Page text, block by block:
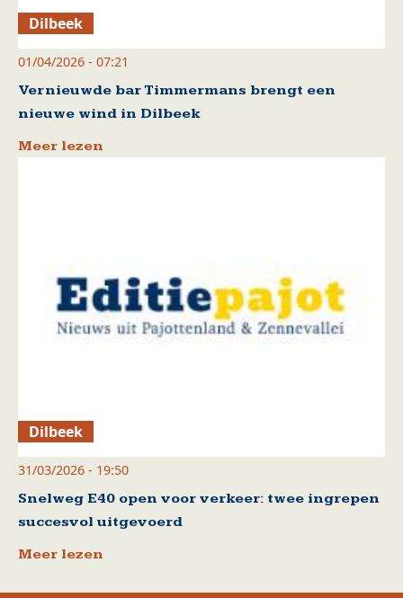
Dilbeek
01/04/2026 - 07:21
Vernieuwde bar Timmermans brengt een
nieuwe wind in Dilbeek
Meer lezen
Dilbeek
31/03/2026 - 19:50
Snelweg E40 open voor verkeer: twee ingrepen
succesvol uitgevoerd
Meer lezen